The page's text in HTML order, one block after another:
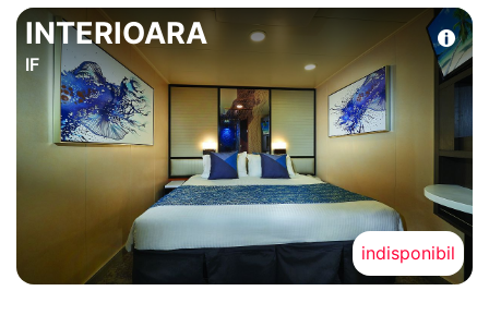
INTERIOARA
IF
indisponibil